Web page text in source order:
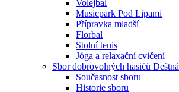
Volejbal
Musicpark Pod Lipami
Přípravka mladší
Florbal
Stolní tenis
Jóga a relaxační cvičení
Sbor dobrovolných hasičů Deštná
Současnost sboru
Historie sboru